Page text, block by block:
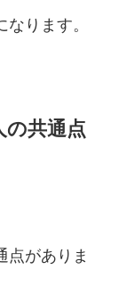
ります。
の共通点
点がありま